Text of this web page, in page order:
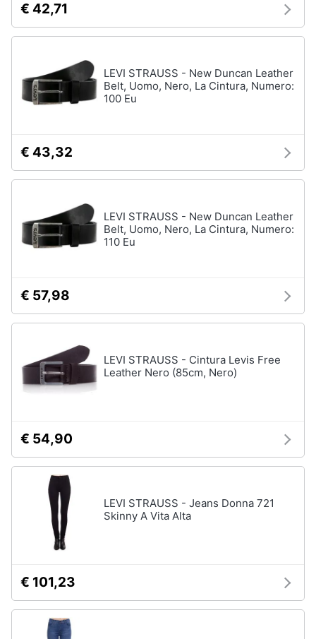
€ 42,71
LEVI STRAUSS - New Duncan Leather
Belt, Uomo, Nero, La Cintura, Numero:
100 Eu
€ 43,32
LEVI STRAUSS - New Duncan Leather
Belt, Uomo, Nero, La Cintura, Numero:
110 Eu
€ 57,98
LEVI STRAUSS - Cintura Levis Free
Leather Nero (85cm, Nero)
€ 54,90
LEVI STRAUSS - Jeans Donna 721
Skinny A Vita Alta
€ 101,23